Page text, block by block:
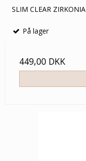
SLIM CLEAR ZIRKONIA
På lager
449,00 DKK